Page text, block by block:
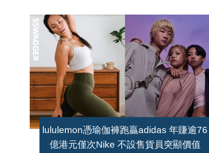
lululemon憑瑜伽褲跑贏adidas 年賺逾76
億港元僅次Nike 不設售貨員突顯價值